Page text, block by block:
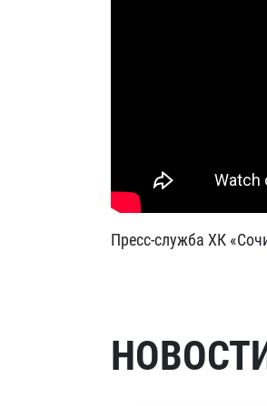
Пресс-служба ХК